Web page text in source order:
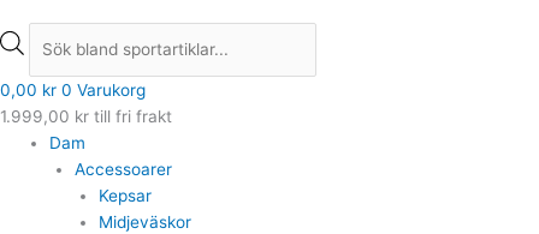
0,00 kr 0 Varukorg
1.999,00 kr till fri frakt
Dam
Accessoarer
Kepsar
Midjeväskor